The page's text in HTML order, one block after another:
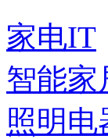
家电IT
智能家
照明电